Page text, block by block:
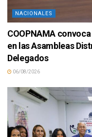
NACIONALES
COOPNAMA
en las Asambleas
Delegados
06/08/2026